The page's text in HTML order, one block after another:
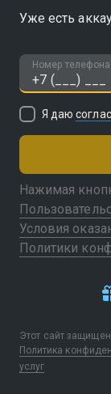
Уже есть
Номер телефона
Я даю
Нажимая
Условия
Политики
Этот сайт
Политика
услуг